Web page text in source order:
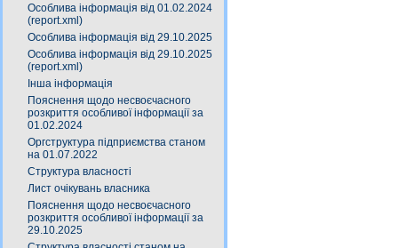
Особлива інформація від 01.02.2024
(report.xml)
Особлива інформація від 29.10.2025
Особлива інформація від 29.10.2025
(report.xml)
Інша інформація
Пояснення щодо несвоєчасного
розкриття особливої інформації за
01.02.2024
Оргструктура підприємства станом
на 01.07.2022
Структура власності
Лист очікувань власника
Пояснення щодо несвоєчасного
розкриття особливої інформації за
29.10.2025